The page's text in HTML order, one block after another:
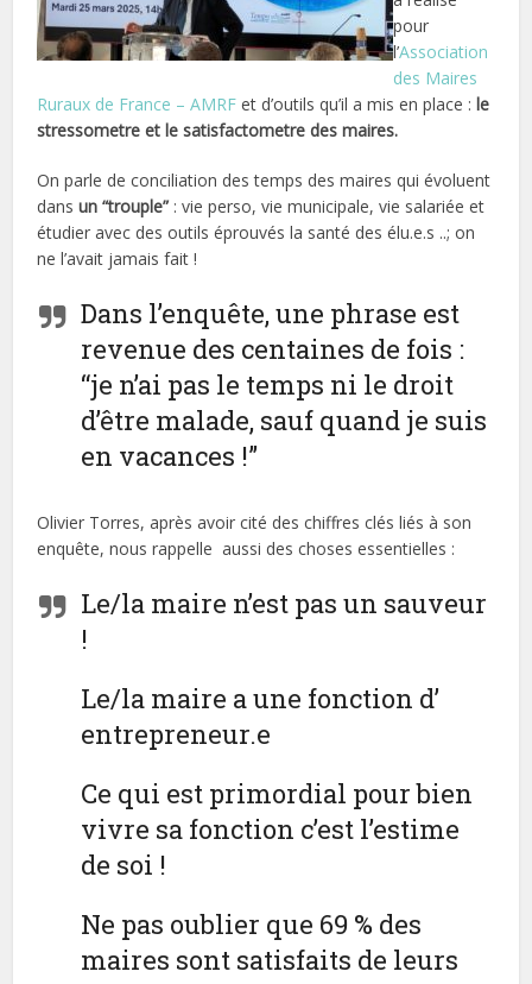
pour
l’Association
des Maires
Ruraux de France – AMRFet d’outils qu’il a mis en place :le
stressometre et le satisfactometre des maires.
On parle de conciliation des temps des maires qui évoluent
dansun “trouple” : vie perso, vie municipale, vie salariée et
étudier avec des outils éprouvés la santé des élu.e.s ..; on
ne l’avait jamais fait !
Dans l’enquête, une phrase est
revenue des centaines de fois :
“je n’ai pas le temps ni le droit
d’être malade, sauf quand je suis
en vacances !”
Olivier Torres, après avoir cité des chiffres clés liés à son
enquête, nous rappelle aussi des choses essentielles :
Le/la maire n’est pas un sauveur
!
Le/la maire a une fonction d’
entrepreneur.e
Ce qui est primordial pour bien
vivre sa fonction c’est l’estime
de soi !
Ne pas oublier que 69 % des
maires sont satisfaits de leurs